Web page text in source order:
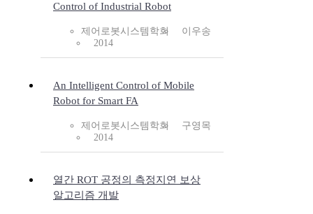
Control of Industrial Robot
제어로봇시스템학회
이우송
2014
An Intelligent Control of Mobile
Robot for Smart FA
제어로봇시스템학회
구영목
2014
열간 ROT 공정의 측정지연 보상
알고리즘 개발